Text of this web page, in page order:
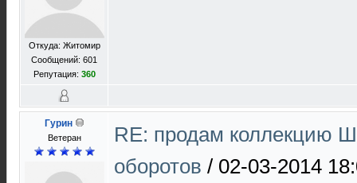
Откуда: Житомир
Сообщений: 601
Репутация: 360
Гурин
Ветеран
RE: продам коллекцию
оборотов / 02-03-2014